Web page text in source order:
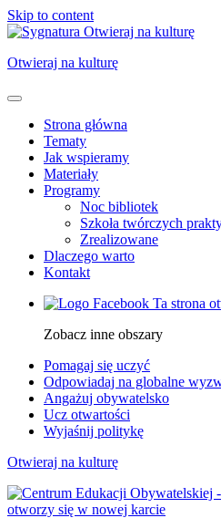
Skip to content
Otwieraj na kulturę
Strona główna
Tematy
Jak wspieramy
Materiały
Programy
Noc bibliotek
Szkoła twórczych
Zrealizowane
Dlaczego warto
Kontakt
Ta strona
Zobacz inne obszary
Pomagaj się uczyć
Odpowiadaj na globalne
Angażuj obywatelsko
Ucz otwartości
Wyjaśnij politykę
Otwieraj na kulturę
otworzy się w nowej karcie